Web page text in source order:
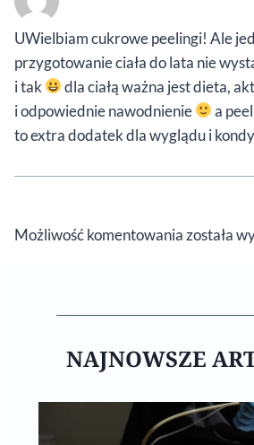
UWielbiam cukrowe peelingi! Ale
przygotowanie ciała do lata nie
i tak
dla ciałą ważna jest dieta,
i odpowiednie nawodnienie
a
to extra dodatek dla wyglądu i
Możliwość komentowania została
NAJNOWSZE